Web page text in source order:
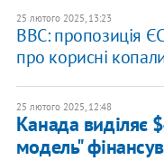
25 лютого 2025, 13:23
BBC: пропозиція
про корисні
25 лютого 2025, 12:48
Канада виділяє
модель"